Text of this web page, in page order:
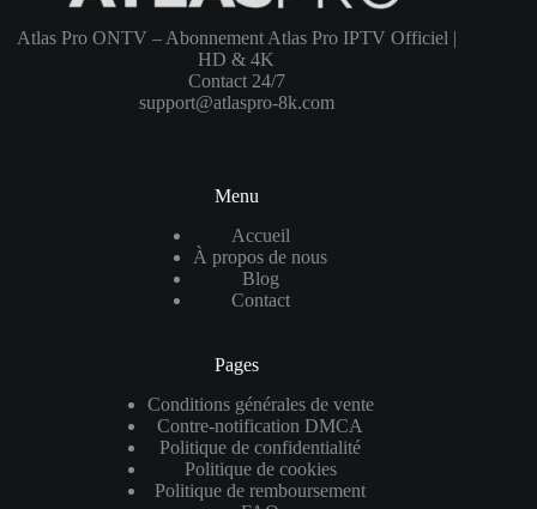
Atlas Pro ONTV – Abonnement Atlas Pro IPTV Officiel |
HD & 4K
Contact 24/7
support@atlaspro-8k.com
Menu
Accueil
À propos de nous
Blog
Contact
Pages
Conditions générales de vente
Contre-notification DMCA
Politique de confidentialité
Politique de cookies
Politique de remboursement